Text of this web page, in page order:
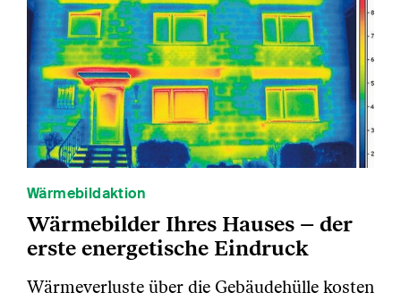
Wärmebildaktion
Wärmebilder Ihres Hauses – der
erste energetische Eindruck
Wärmeverluste über die Gebäudehülle kosten